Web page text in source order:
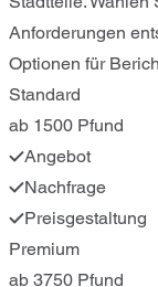
Anforderungen
Optionen für
Standard
ab 1500 Pfund
Angebot
Nachfrage
Preisgestaltung
Premium
ab 3750 Pfund